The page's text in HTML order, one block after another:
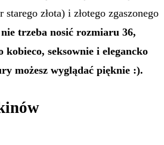
złota) i złotego zgaszonego
trzeba nosić rozmiaru 36,
kobieco, seksownie i elegancko
możesz wyglądać pięknie :).